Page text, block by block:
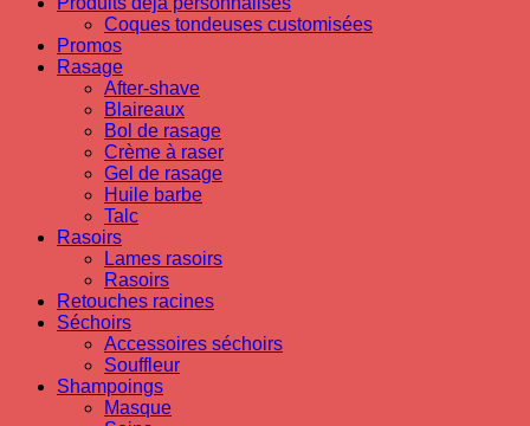
Coques tondeuses customisées
Promos
Rasage
After-shave
Blaireaux
Bol de rasage
Crème à raser
Gel de rasage
Huile barbe
Talc
Rasoirs
Lames rasoirs
Rasoirs
Retouches racines
Séchoirs
Accessoires séchoirs
Souffleur
Shampoings
Masque